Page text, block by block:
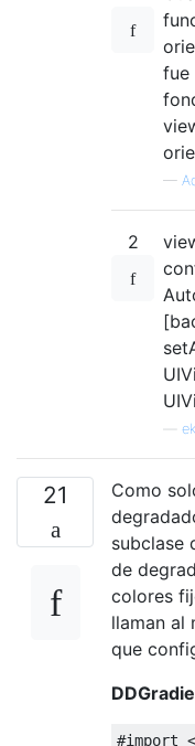
fue
—
2
21
Como
subclase
de
colores
llaman al
que
#import